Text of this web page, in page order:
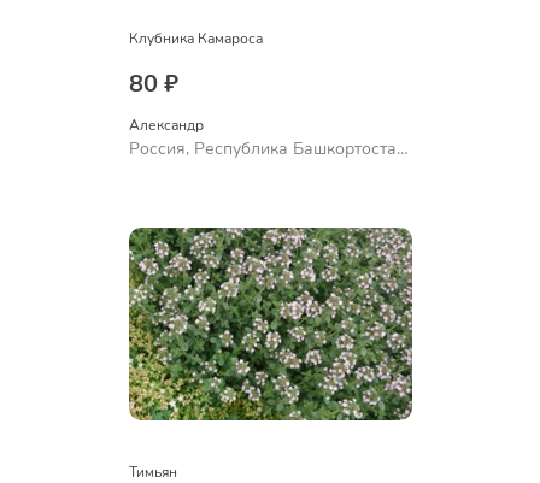
Клубника Камароса
80 ₽
Александр
Россия, Республика Башкортостан,
Тимьян